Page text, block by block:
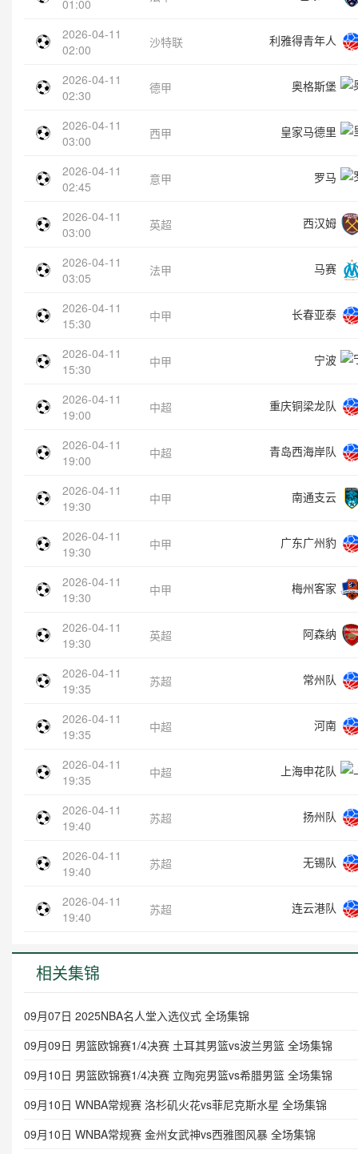
01:00
2026-04-11
02:00
沙特联 利雅得青年人
2026-04-11
02:30
德甲 奥格斯堡
2026-04-11
03:00
西甲 皇家马德里
2026-04-11
02:45
意甲 罗马
2026-04-11
03:00
英超 西汉姆
2026-04-11
03:05
法甲 马赛
2026-04-11
15:30
中甲 长春亚泰
2026-04-11
15:30
中甲 宁波
2026-04-11
19:00
中超 重庆铜梁龙队
2026-04-11
19:00
中超 青岛西海岸队
2026-04-11
19:30
中甲 南通支云
2026-04-11
19:30
中甲 广东广州豹
2026-04-11
19:30
中甲 梅州客家
2026-04-11
19:30
英超 阿森纳
2026-04-11
19:35
苏超 常州队
2026-04-11
19:35
中超 河南
2026-04-11
19:35
中超 上海申花队
2026-04-11
19:40
苏超 扬州队
2026-04-11
19:40
苏超 无锡队
2026-04-11
19:40
苏超 连云港队
相关集锦
09月07日 2025NBA名人堂入选仪式 全场集锦
09月09日 男篮欧锦赛1/4决赛 土耳其男篮vs波兰男篮 全场集锦
09月10日 男篮欧锦赛1/4决赛 立陶宛男篮vs希腊男篮 全场集锦
09月10日 WNBA常规赛 洛杉矶火花vs菲尼克斯水星 全场集锦
09月10日 WNBA常规赛 金州女武神vs西雅图风暴 全场集锦